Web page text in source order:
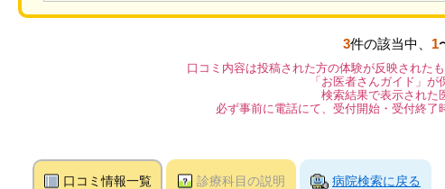
3件の該当中、 1
口コミ内容は投稿された方の体験が反映された
「お医者さんガイド」が
検索結果で表示された
必ず事前に電話にて、受付開始・受付終了
口コミ情報一覧 診療科目の説明 病院検索に戻る